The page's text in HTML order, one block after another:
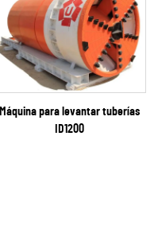
Máquina para levantar tuberías
ID1200